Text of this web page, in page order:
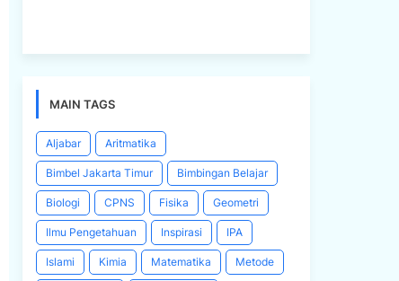
MAIN TAGS
Aljabar Aritmatika
Bimbel Jakarta Timur Bimbingan Belajar
Biologi CPNS Fisika Geometri
Ilmu Pengetahuan Inspirasi IPA
Islami Kimia Matematika Metode